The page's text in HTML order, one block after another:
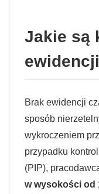
Jakie są
Brak ewidencji
sposób
wykroczeniem
przypadku
(PIP),
w wysokości od